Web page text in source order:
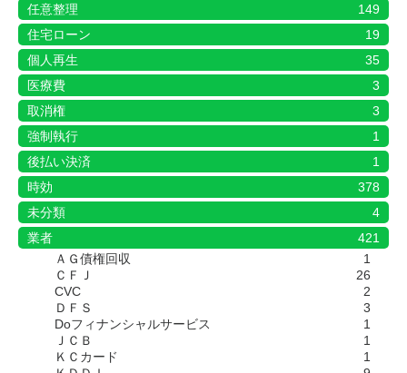
任意整理
149
住宅ローン
19
個人再生
35
医療費
3
取消権
3
強制執行
1
後払い決済
1
時効
378
未分類
4
業者
421
ＡＧ債権回収
1
ＣＦＪ
26
CVC
2
ＤＦＳ
3
Doフィナンシャルサービス
1
ＪＣＢ
1
ＫＣカード
1